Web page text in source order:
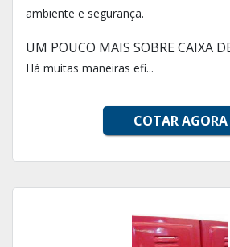
ambiente e segurança.
UM POUCO MAIS SOBRE CAIXA
Há muitas maneiras efi...
COTAR AGORA